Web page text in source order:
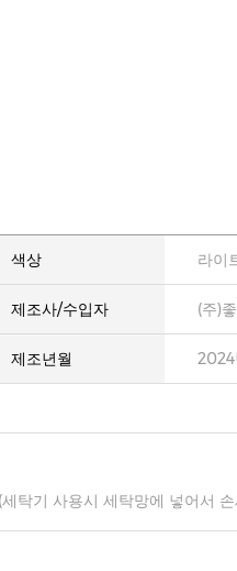
색상 라이
제조사/수입자 (주)
제조년월 2024
탁기 사용시 세탁망에 넣어서